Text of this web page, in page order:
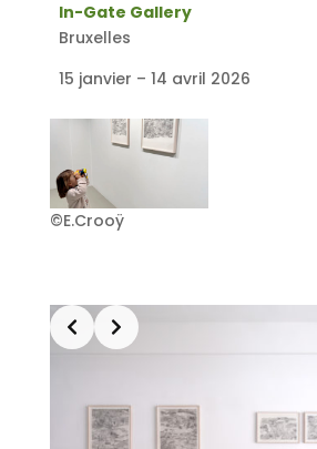
In-Gate Gallery
Bruxelles
15 janvier – 14 avril 2026
©E.Crooÿ